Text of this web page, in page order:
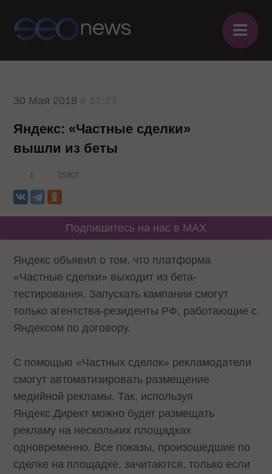
≡
30 Мая 2018
Яндекс: «Частные сделки»
вышли из беты
1 15307
Подпишитесь на нас в MAX
Яндекс объявил о том, что платформа
«Частные сделки» выходит из бета-
тестирования. Запускать кампании смогут
только агентства-резиденты РФ, работающие с
Яндексом по договору.
С помощью «Частных сделок» рекламодатели
смогут автоматизировать размещение
медийной рекламы. Так, используя
Яндекс.Директ можно будет размещать
рекламу на нескольких площадках
одновременно. Все показы, произошедшие по
сделке на площадке, зачитаются, только если